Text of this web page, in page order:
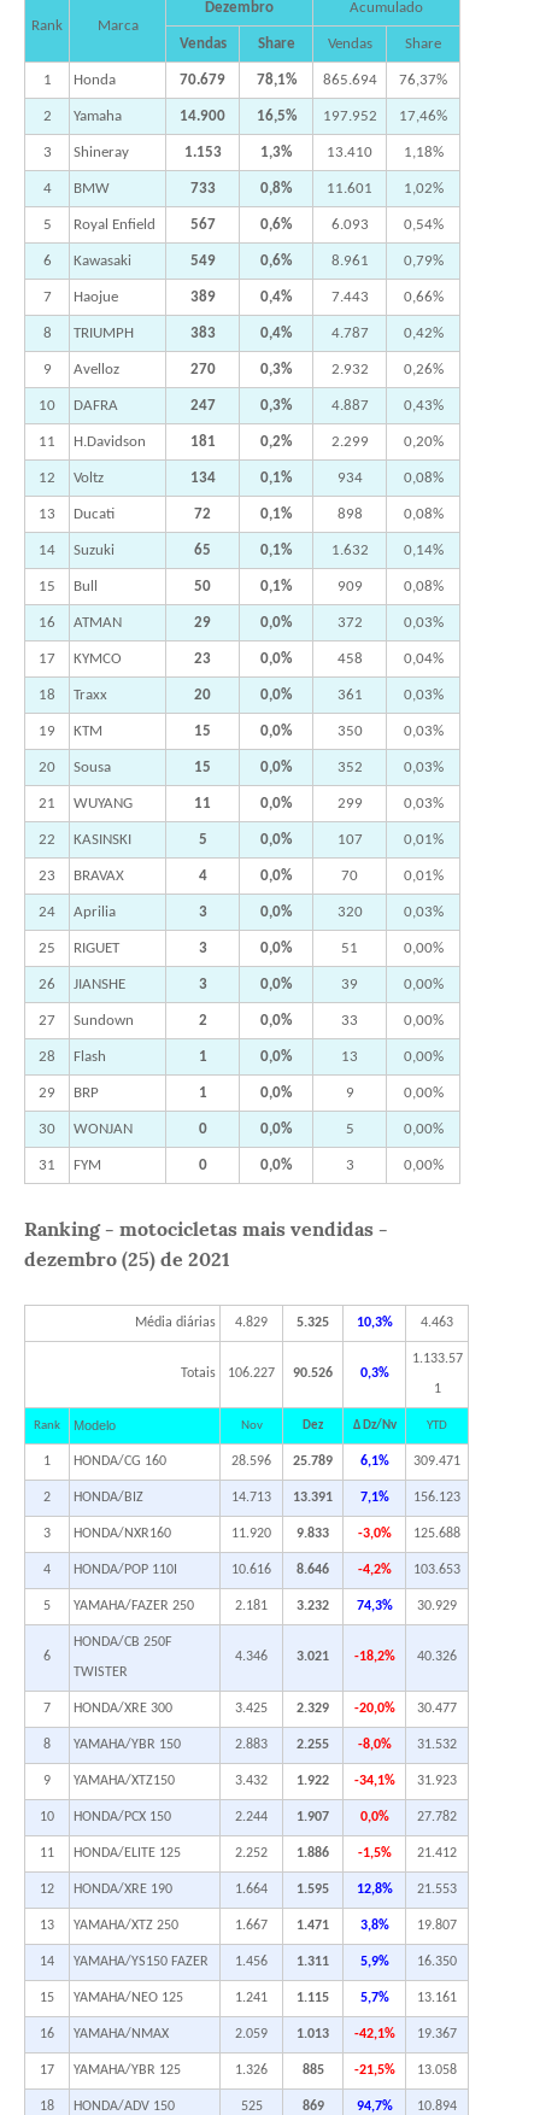
Rank Marca
Dezembro Acumulado
Vendas Share Vendas Share
1 Honda 70.679 78,1% 865.694 76,37%
2 Yamaha 14.900 16,5% 197.952 17,46%
3 Shineray 1.153 1,3% 13.410 1,18%
4 BMW 733 0,8% 11.601 1,02%
5 Royal Enfield 567 0,6% 6.093 0,54%
6 Kawasaki 549 0,6% 8.961 0,79%
7 Haojue 389 0,4% 7.443 0,66%
8 TRIUMPH 383 0,4% 4.787 0,42%
9 Avelloz 270 0,3% 2.932 0,26%
10 DAFRA 247 0,3% 4.887 0,43%
11 H.Davidson 181 0,2% 2.299 0,20%
12 Voltz 134 0,1% 934 0,08%
13 Ducati 72 0,1% 898 0,08%
14 Suzuki 65 0,1% 1.632 0,14%
15 Bull 50 0,1% 909 0,08%
16 ATMAN 29 0,0% 372 0,03%
17 KYMCO 23 0,0% 458 0,04%
18 Traxx 20 0,0% 361 0,03%
19 KTM 15 0,0% 350 0,03%
20 Sousa 15 0,0% 352 0,03%
21 WUYANG 11 0,0% 299 0,03%
22 KASINSKI 5 0,0% 107 0,01%
23 BRAVAX 4 0,0% 70 0,01%
24 Aprilia 3 0,0% 320 0,03%
25 RIGUET 3 0,0% 51 0,00%
26 JIANSHE 3 0,0% 39 0,00%
27 Sundown 2 0,0% 33 0,00%
28 Flash 1 0,0% 13 0,00%
29 BRP 1 0,0% 9 0,00%
30 WONJAN 0 0,0% 5 0,00%
31 FYM 0 0,0% 3 0,00%
Ranking - motocicletas mais vendidas -
dezembro (25) de 2021
Média diárias 4.829 5.325 10,3% 4.463
Totais 106.227 90.526 0,3%
1.133.57
1
Rank Modelo Nov Dez Δ Dz/Nv YTD
1 HONDA/CG 160 28.596 25.789 6,1% 309.471
2 HONDA/BIZ 14.713 13.391 7,1% 156.123
3 HONDA/NXR160 11.920 9.833 -3,0% 125.688
4 HONDA/POP 110I 10.616 8.646 -4,2% 103.653
5 YAMAHA/FAZER 250 2.181 3.232 74,3% 30.929
6
HONDA/CB 250F
TWISTER
4.346 3.021 -18,2% 40.326
7 HONDA/XRE 300 3.425 2.329 -20,0% 30.477
8 YAMAHA/YBR 150 2.883 2.255 -8,0% 31.532
9 YAMAHA/XTZ150 3.432 1.922 -34,1% 31.923
10 HONDA/PCX 150 2.244 1.907 0,0% 27.782
11 HONDA/ELITE 125 2.252 1.886 -1,5% 21.412
12 HONDA/XRE 190 1.664 1.595 12,8% 21.553
13 YAMAHA/XTZ 250 1.667 1.471 3,8% 19.807
14 YAMAHA/YS150 FAZER 1.456 1.311 5,9% 16.350
15 YAMAHA/NEO 125 1.241 1.115 5,7% 13.161
16 YAMAHA/NMAX 2.059 1.013 -42,1% 19.367
17 YAMAHA/YBR 125 1.326 885 -21,5% 13.058
18 HONDA/ADV 150 525 869 94,7% 10.894